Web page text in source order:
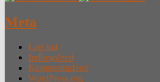
Meta
Log ind
Indlægsfeed
Kommentarfeed
WordPress.org